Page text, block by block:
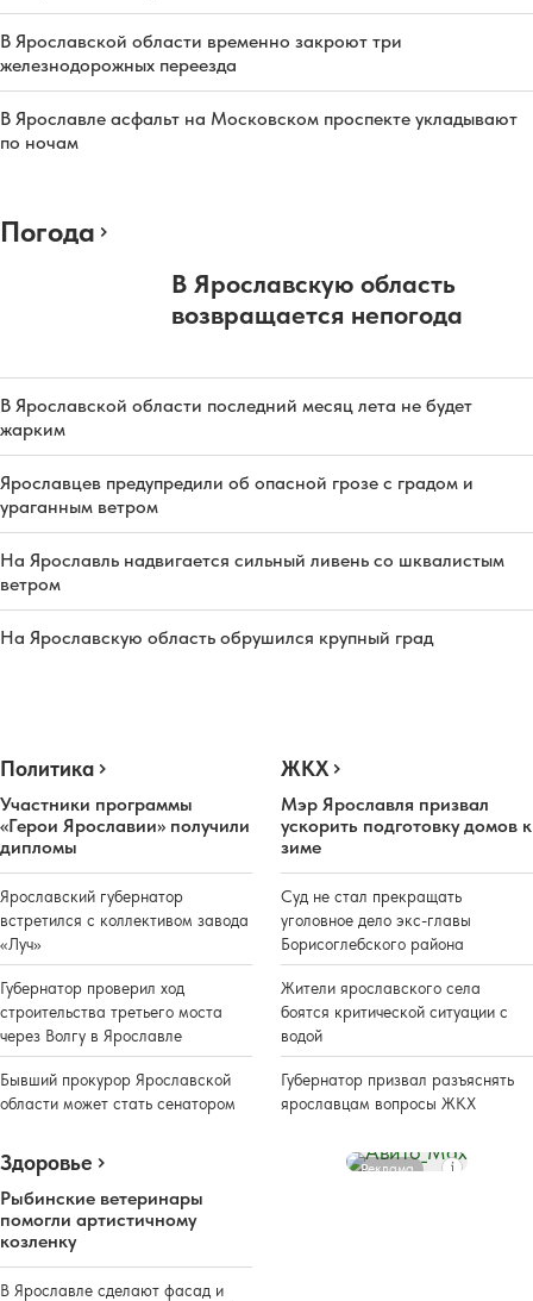
В Ярославской области временно закроют три
железнодорожных переезда
В Ярославле асфальт на Московском проспекте укладывают
по ночам
Погода
В Ярославскую область
возвращается непогода
В Ярославской области последний месяц лета не будет
жарким
Ярославцев предупредили об опасной грозе с градом и
ураганным ветром
На Ярославль надвигается сильный ливень со шквалистым
ветром
На Ярославскую область обрушился крупный град
Политика
Участники программы
«Герои Ярославии» получили
дипломы
Ярославский губернатор
встретился с коллективом завода
«Луч»
Губернатор проверил ход
строительства третьего моста
через Волгу в Ярославле
Бывший прокурор Ярославской
области может стать сенатором
ЖКХ
Мэр Ярославля призвал
ускорить подготовку домов к
зиме
Суд не стал прекращать
уголовное дело экс-главы
Борисоглебского района
Жители ярославского села
боятся критической ситуации с
водой
Губернатор призвал разъяснять
ярославцам вопросы ЖКХ
Здоровье
Рыбинские ветеринары
помогли артистичному
козленку
В Ярославле сделают фасад и
Реклама